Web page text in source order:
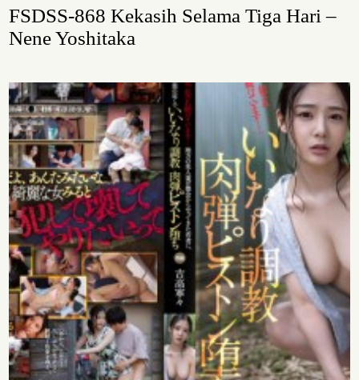
FSDSS-868 Kekasih Selama Tiga Hari –
Nene Yoshitaka